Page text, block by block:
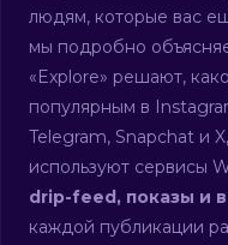
людям, которые вас
мы подробно
«Explore» решают,
популярным в
Telegram, Snapchat и
используют сервисы
drip-feed, показы и
каждой публикации